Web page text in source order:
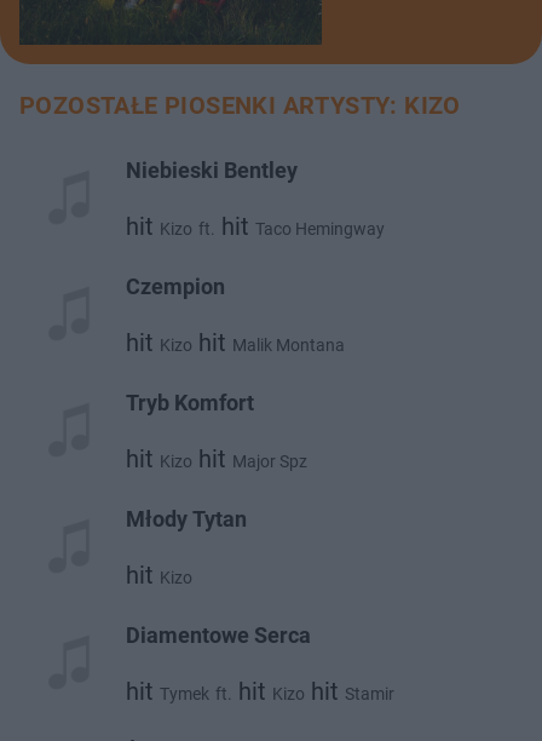
POZOSTAŁE PIOSENKI ARTYSTY: KIZO
Niebieski Bentley
hit Kizo ft. hit Taco Hemingway
Czempion
hit Kizo hit Malik Montana
Tryb Komfort
hit Kizo hit Major Spz
Młody Tytan
hit Kizo
Diamentowe Serca
hit Tymek ft. hit Kizo hit Stamir